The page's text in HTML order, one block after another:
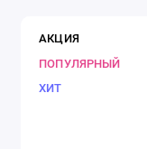
АКЦИЯ
ПОПУЛЯРНЫЙ
ХИТ